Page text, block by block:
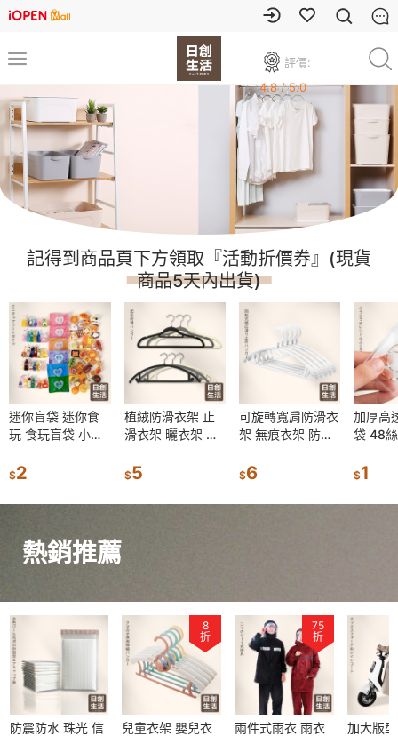
評價:
4.8 / 5.0
記得到商品頁下方領取『活動折價券』(現貨
商品5天內出貨)
迷你盲袋 迷你食
玩 食玩盲袋 小飾
仿真 擺件 食物 擺
禮物
$2
植絨防滑衣架 止
滑衣架 曬衣架 無
曬衣架 衣架 晾曬
櫥 日創生活
$5
可旋轉寬肩防滑衣
架 無痕衣架 防滑
架 成人衣架 晾衣
衣架 塑膠衣架
$6
加厚高
袋 48
袋 珠寶
自封袋
$1
熱銷推薦
防震防水 珠光 信
8
折
兒童衣架 嬰兒衣
75
折
兩件式雨衣 雨衣
加大版